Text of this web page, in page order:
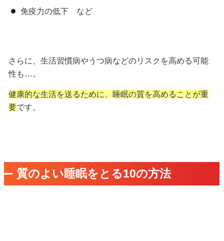
免疫力の低下 など
さらに、生活習慣病やうつ病などのリスクを高める可能
性も…。
健康的な生活を送るために、睡眠の質を高めることが重
要です。
質のよい睡眠をとる10の方法